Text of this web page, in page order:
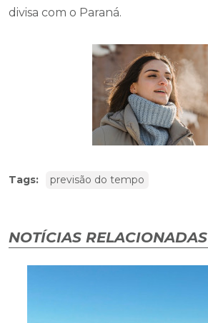
divisa com o Paraná.
Tags: previsão do tempo
NOTÍCIAS RELACIONADAS